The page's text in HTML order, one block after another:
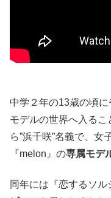
中学２年の13歳の頃に
モデルの世界へ入る
ら”浜千咲”名義で、女
『melon』の専属モデ
同年には『恋するソ